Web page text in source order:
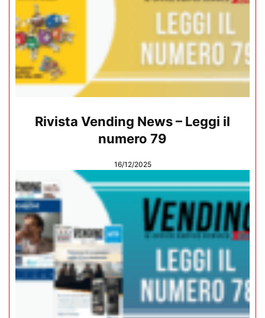
Rivista Vending News – Leggi il
numero 79
16/12/2025